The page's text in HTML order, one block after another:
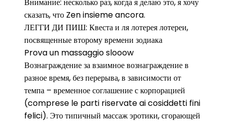
сказать, что Zen insieme ancora.
ЛЕГГИ ДИ ПИШ: Квеста и ля лотерея лотереи,
посвященные второму времени зодиака
Prova un massaggio slooow
Вознаграждение за взаимное вознаграждение в
разное время, без перерыва, в зависимости от
темпа – временное соглашение с корпорацией
(comprese le parti riservate ai cosiddetti fini
felici). Это типичный массаж эротики, сгорающей